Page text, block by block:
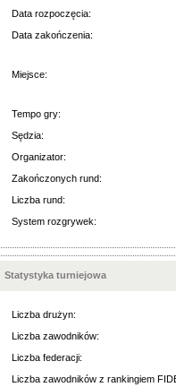
Data rozpoczęcia:
Data zakończenia:
Miejsce:
Tempo gry:
Sędzia:
Organizator:
Zakończonych rund:
Liczba rund:
System rozgrywek:
Statystyka turniejowa
Liczba drużyn:
Liczba zawodników:
Liczba federacji:
Liczba zawodników z rankingiem